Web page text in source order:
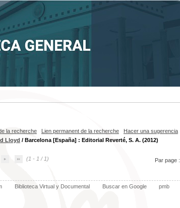
la recherche Lien permanent de la recherche
Hacer una sugerencia
Lloyd / Barcelona [España] : Editorial Reverté, S. A. (2012)
(1 - 1 / 1) Par page :
Biblioteca Virtual y Documental Buscar en Google pmb